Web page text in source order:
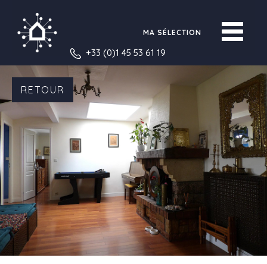
MA SÉLECTION
+33 (0)1 45 53 61 19
RETOUR